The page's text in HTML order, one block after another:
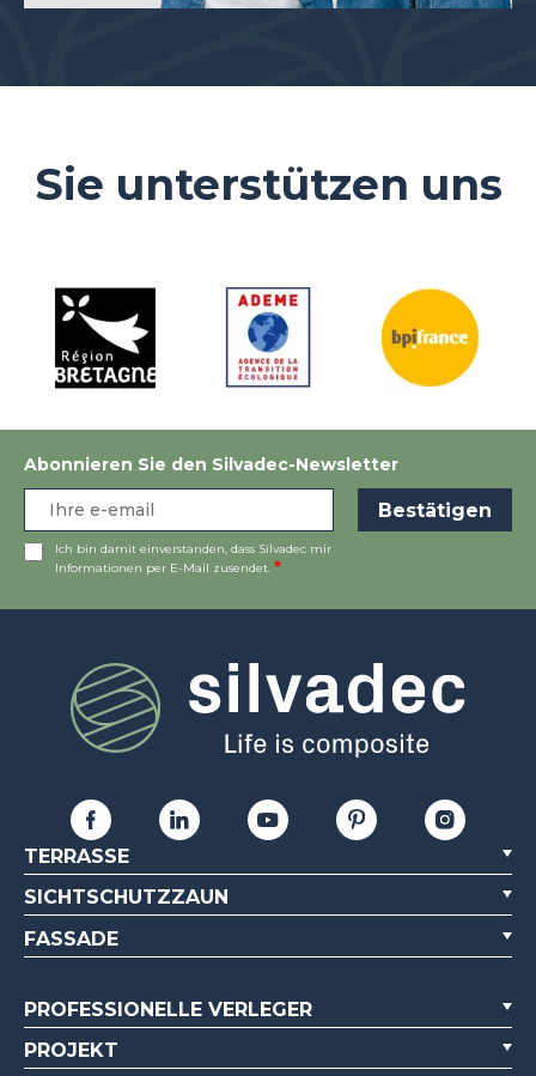
Sie unterstützen uns
Abonnieren Sie den Silvadec-Newsletter
Ich bin damit einverstanden, dass Silvadec mir
Informationen per E-Mail zusendet.
TERRASSE
SICHTSCHUTZZAUN
FASSADE
PROFESSIONELLE VERLEGER
PROJEKT